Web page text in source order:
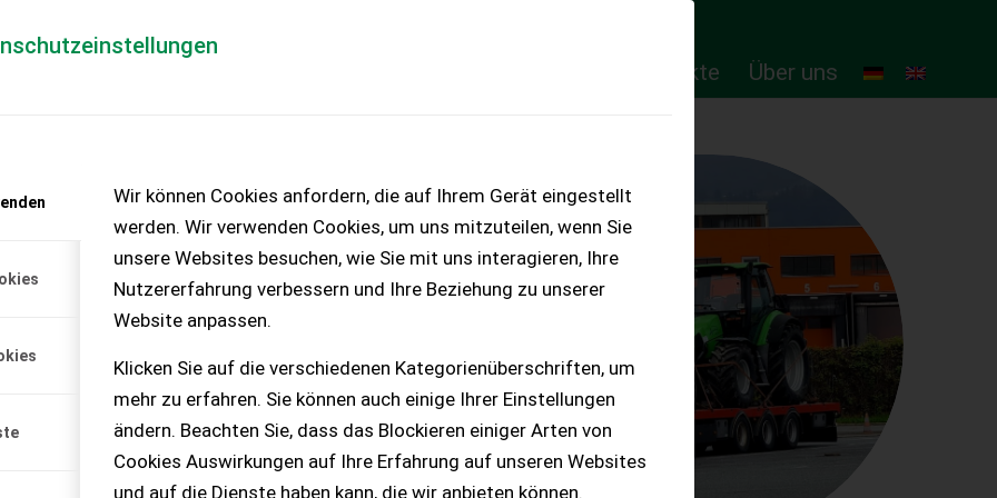
Wir können Cookies anfordern, die auf Ihrem Gerät eingestellt
werden. Wir verwenden Cookies, um uns mitzuteilen, wenn Sie
unsere Websites besuchen, wie Sie mit uns interagieren, Ihre
Nutzererfahrung verbessern und Ihre Beziehung zu unserer
Website anpassen.
Klicken Sie auf die verschiedenen Kategorienüberschriften, um
mehr zu erfahren. Sie können auch einige Ihrer Einstellungen
ändern. Beachten Sie, dass das Blockieren einiger Arten von
Cookies Auswirkungen auf Ihre Erfahrung auf unseren Websites
und auf die Dienste haben kann, die wir anbieten können.
Online-Produkte Über uns
– KEINE
Es handelt sich
Die Re...